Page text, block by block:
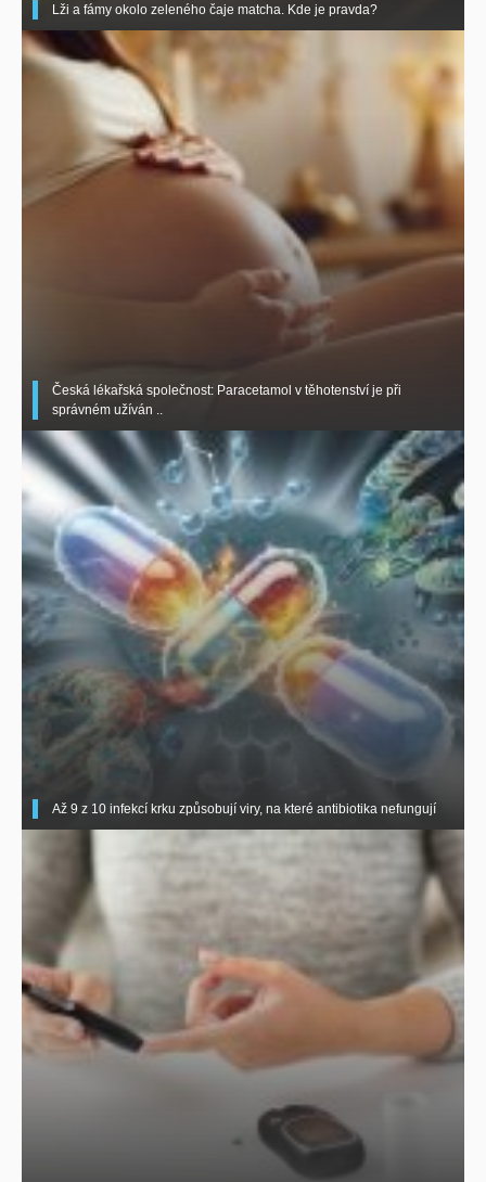
Lži a fámy okolo zeleného čaje matcha. Kde je pravda?
Česká lékařská společnost: Paracetamol v těhotenství je při
správném užíván ..
Až 9 z 10 infekcí krku způsobují viry, na které antibiotika nefungují